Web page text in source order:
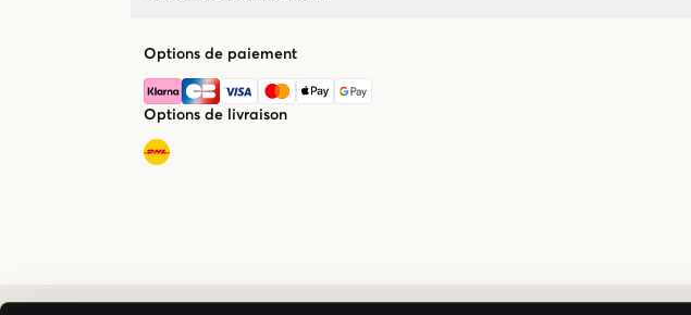
Options de paiement
Options de livraison